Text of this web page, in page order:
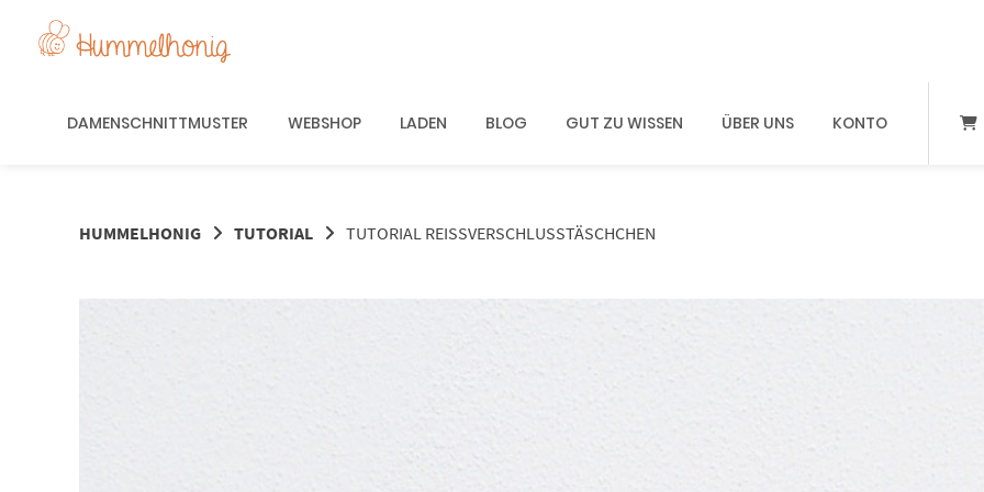
DAMENSCHNITTMUSTER WEBSHOP LADEN BLOG GUT ZU WISSEN ÜBER UNS KONTO
HUMMELHONIG TUTORIAL TUTORIAL REISSVERSCHLUSSTÄSCHCHEN